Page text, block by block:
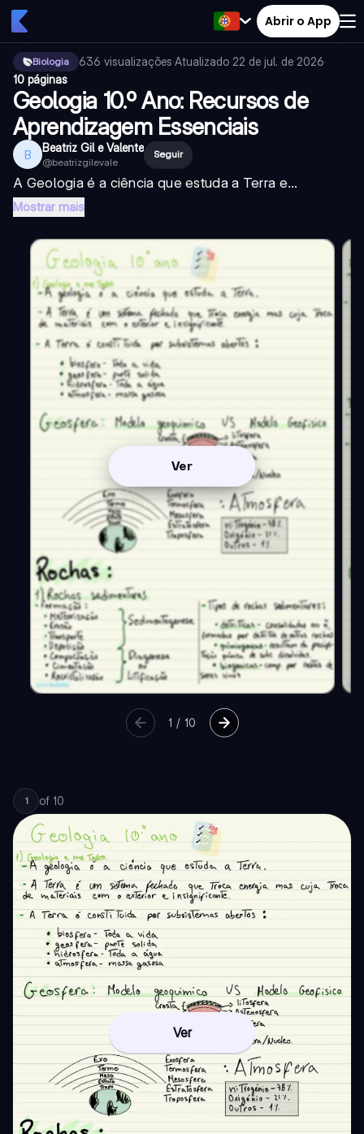
Abrir o App
Biologia 636 visualizações·Atualizado 22 de jul. de 2026·
10 páginas
Geologia 10.º Ano: Recursos de
Aprendizagem Essenciais
B Beatriz Gil e Valente
@beatrizgilevale
Seguir
A Geologia é a ciência que estuda a Terra e...
Mostrar mais
Ver
1 / 10
1 of 10
Ver